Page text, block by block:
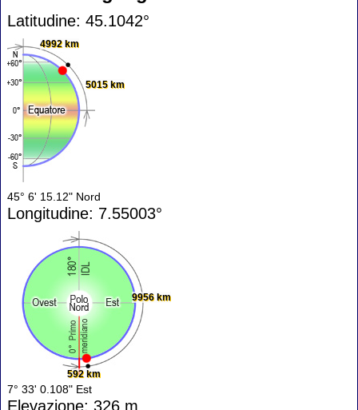
Latitudine: 45.1042°
4992 km
5015 km
45° 6' 15.12" Nord
Longitudine: 7.55003°
592 km
9956 km
7° 33' 0.108" Est
Elevazione: 326 m